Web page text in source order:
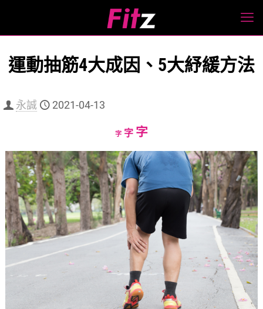
運動抽筋4大成因、5大紓緩方法
永誠 2021-04-13
字Decrease
size.
字Reset
size.
字Increase
size.